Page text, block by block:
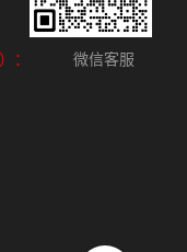
：
微信客服